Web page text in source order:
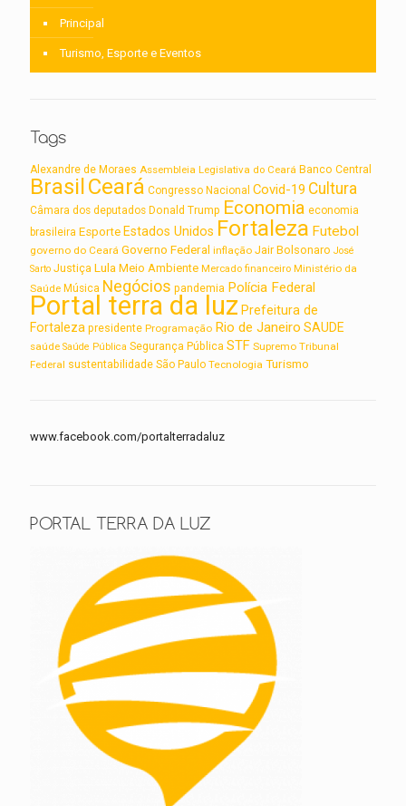
Principal
Turismo, Esporte e Eventos
Tags
Alexandre de Moraes Assembleia Legislativa do Ceará Banco Central
Brasil Ceará Congresso Nacional Covid-19 Cultura
Câmara dos deputados Donald Trump Economia economia
brasileira Esporte Estados Unidos Fortaleza Futebol
governo do Ceará Governo Federal inflação Jair Bolsonaro José
Sarto Justiça Lula Meio Ambiente Mercado financeiro Ministério da
Saúde Música Negócios pandemia Polícia Federal
Portal terra da luz Prefeitura de
Fortaleza presidente Programação Rio de Janeiro SAUDE
saúde Saúde Pública Segurança Pública STF Supremo Tribunal
Federal sustentabilidade São Paulo Tecnologia Turismo
www.facebook.com/portalterradaluz
PORTAL TERRA DA LUZ